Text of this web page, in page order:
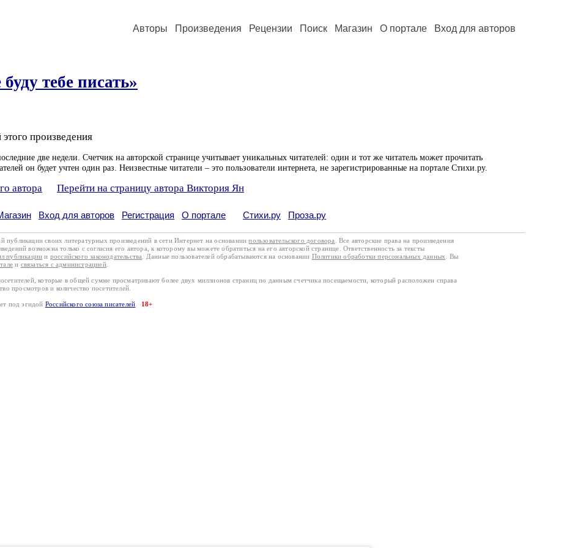
Авторы Произведения Рецензии Поиск Магазин О портале Вход для авторов
тебе писать»
произведения
две недели. Счетчик на авторской странице учитывает уникальных читателей: один и тот же читатель может прочитать
он будет учтен один раз. Неизвестные читатели – это пользователи интернета, не зарегистрированные на портале Стихи.ру.
автора Перейти на страницу автора Виктория Ян
Вход для авторов Регистрация О портале Стихи.ру Проза.ру
публикации своих литературных произведений в сети Интернет на основаниипользовательского договора
. Все авторские права на произведения
возможна только с согласия его автора, к которому вы можете обратиться на его авторской странице. Ответственность за тексты
публикации и российского законодательства . Данные пользователей обрабатываются на основании Политики обработки персональных данных
. Вы
и связаться с администрацией.
которые в общей сумме просматривают более двух миллионов страниц по данным счетчика посещаемости, который расположен справа
просмотров и количество посетителей.
под эгидой Российского союза писателей 18+